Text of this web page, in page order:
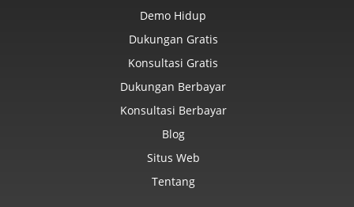
Demo Hidup
Dukungan Gratis
Konsultasi Gratis
Dukungan Berbayar
Konsultasi Berbayar
Blog
Situs Web
Tentang